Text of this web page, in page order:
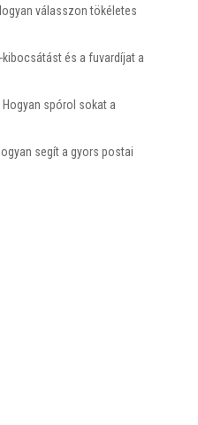
válasszon tökéletes
és a fuvardíjat a
spórol sokat a
segít a gyors postai